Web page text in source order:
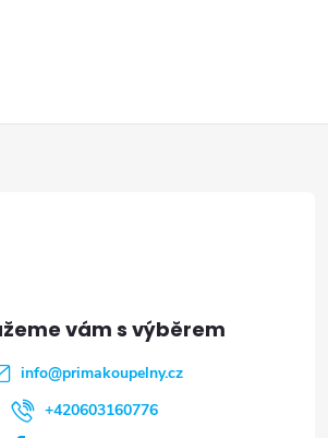
info@primakoupelny.cz
+420603160776